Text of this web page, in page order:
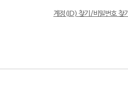
계정(ID) 찾기/비밀번호 찾기